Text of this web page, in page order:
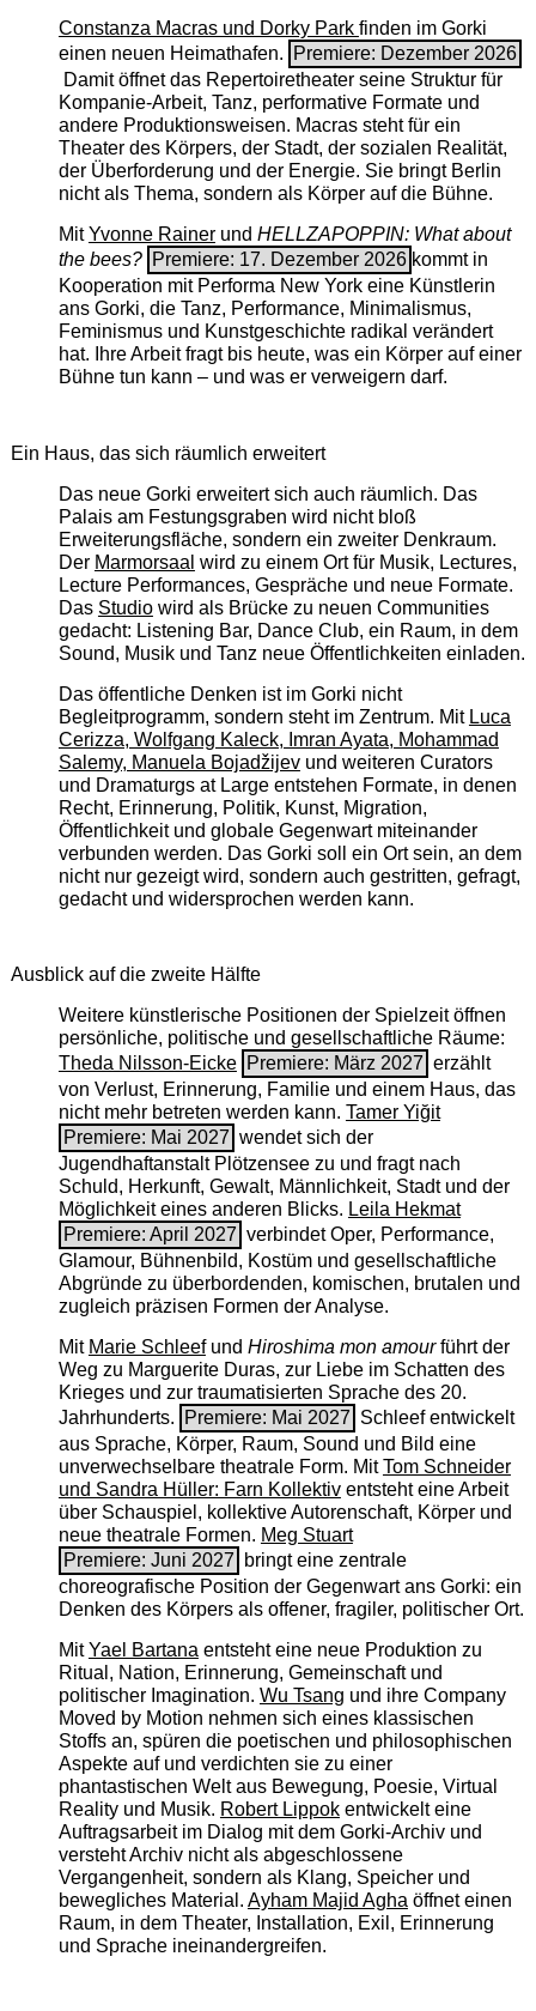
Constanza Macras und Dorky Park finden im Gorki
einen neuen Heimathafen.
Premiere: Dezember 2026
Damit öffnet das Repertoiretheater seine Struktur für
Kompanie-Arbeit, Tanz, performative Formate und
andere Produktionsweisen. Macras steht für ein
Theater des Körpers, der Stadt, der sozialen Realität,
der Überforderung und der Energie. Sie bringt Berlin
nicht als Thema, sondern als Körper auf die Bühne.
MitYvonne Rainerund HELLZAPOPPIN: What about
the bees? Premiere: 17. Dezember 2026 kommt in
Kooperation mit Performa New York eine Künstlerin
ans Gorki, die Tanz, Performance, Minimalismus,
Feminismus und Kunstgeschichte radikal verändert
hat. Ihre Arbeit fragt bis heute, was ein Körper auf einer
Bühne tun kann – und was er verweigern darf.
Ein Haus, das sich räumlich erweitert
Das neue Gorki erweitert sich auch räumlich. Das
Palais am Festungsgraben wird nicht bloß
Erweiterungsfläche, sondern ein zweiter Denkraum.
Der Marmorsaal wird zu einem Ort für Musik, Lectures,
Lecture Performances, Gespräche und neue Formate.
Das Studiowird als Brücke zu neuen Communities
gedacht: Listening Bar, Dance Club, ein Raum, in dem
Sound, Musik und Tanz neue Öffentlichkeiten einladen.
Das öffentliche Denken ist im Gorki nicht
Begleitprogramm, sondern steht im Zentrum. Mit Luca
Cerizza, Wolfgang Kaleck, Imran Ayata, Mohammad
Salemy, Manuela Bojadžijevund weiteren Curators
und Dramaturgs at Large entstehen Formate, in denen
Recht, Erinnerung, Politik, Kunst, Migration,
Öffentlichkeit und globale Gegenwart miteinander
verbunden werden. Das Gorki soll ein Ort sein, an dem
nicht nur gezeigt wird, sondern auch gestritten, gefragt,
gedacht und widersprochen werden kann.
Ausblick auf die zweite Hälfte
Weitere künstlerische Positionen der Spielzeit öffnen
persönliche, politische und gesellschaftliche Räume:
Theda Nilsson-Eicke Premiere: März 2027 erzählt
von Verlust, Erinnerung, Familie und einem Haus, das
nicht mehr betreten werden kann. Tamer Yiğit
Premiere: Mai 2027 wendet sich der
Jugendhaftanstalt Plötzensee zu und fragt nach
Schuld, Herkunft, Gewalt, Männlichkeit, Stadt und der
Möglichkeit eines anderen Blicks. Leila Hekmat
Premiere: April 2027 verbindet Oper, Performance,
Glamour, Bühnenbild, Kostüm und gesellschaftliche
Abgründe zu überbordenden, komischen, brutalen und
zugleich präzisen Formen der Analyse.
Mit Marie Schleefund Hiroshima mon amourführt der
Weg zu Marguerite Duras, zur Liebe im Schatten des
Krieges und zur traumatisierten Sprache des 20.
Jahrhunderts.
Premiere: Mai 2027 Schleef entwickelt
aus Sprache, Körper, Raum, Sound und Bild eine
unverwechselbare theatrale Form. MitTom Schneider
und Sandra Hüller: Farn Kollektiventsteht eine Arbeit
über Schauspiel, kollektive Autorenschaft, Körper und
neue theatrale Formen. Meg Stuart
Premiere: Juni 2027
bringt eine zentrale
choreografische Position der Gegenwart ans Gorki: ein
Denken des Körpers als offener, fragiler, politischer Ort.
MitYael Bartanaentsteht eine neue Produktion zu
Ritual, Nation, Erinnerung, Gemeinschaft und
politischer Imagination. Wu Tsang und ihre Company
Moved by Motion nehmen sich eines klassischen
Stoffs an, spüren die poetischen und philosophischen
Aspekte auf und verdichten sie zu einer
phantastischen Welt aus Bewegung, Poesie, Virtual
Reality und Musik. Robert Lippokentwickelt eine
Auftragsarbeit im Dialog mit dem Gorki-Archiv und
versteht Archiv nicht als abgeschlossene
Vergangenheit, sondern als Klang, Speicher und
bewegliches Material. Ayham Majid Aghaöffnet einen
Raum, in dem Theater, Installation, Exil, Erinnerung
und Sprache ineinandergreifen.